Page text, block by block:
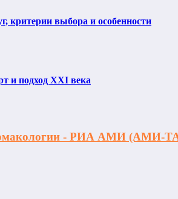
критерии выбора и особенности
и подход XXI века
- РИА АМИ (АМИ-